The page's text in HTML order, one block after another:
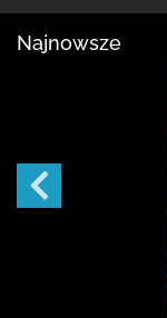
Najnowsze